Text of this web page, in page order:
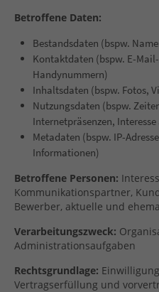
Betroffene Daten:
Bestandsdaten (bspw.
Kontaktdaten (bspw. E-
Handynummern)
Inhaltsdaten (bspw. Fotos,
Nutzungsdaten (bspw.
Internetpräsenzen,
Metadaten (bspw. IP-
Informationen)
Betroffene Personen:
Kommunikationspartner,
Bewerber, aktuelle und
Verarbeitungszweck:
Administrationsaufgaben
Rechtsgrundlage:
Vertragserfüllung und